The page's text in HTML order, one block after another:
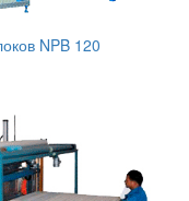
NPB 120